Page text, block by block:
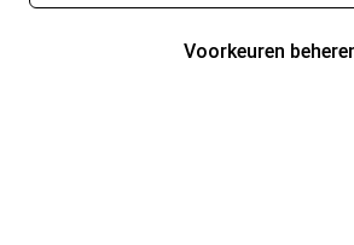
Voorkeuren